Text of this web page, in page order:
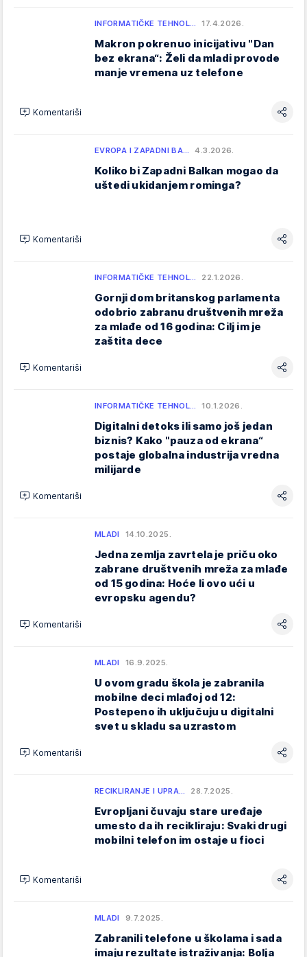
INFORMATIČKE TEHNOL… 17.4.2026.
Makron pokrenuo inicijativu "Dan
bez ekrana“: Želi da mladi provode
manje vremena uz telefone
Komentariši
EVROPA I ZAPADNI BA… 4.3.2026.
Koliko bi Zapadni Balkan mogao da
uštedi ukidanjem rominga?
Komentariši
INFORMATIČKE TEHNOL… 22.1.2026.
Gornji dom britanskog parlamenta
odobrio zabranu društvenih mreža
za mlađe od 16 godina: Cilj im je
zaštita dece
Komentariši
INFORMATIČKE TEHNOL… 10.1.2026.
Digitalni detoks ili samo još jedan
biznis? Kako "pauza od ekrana“
postaje globalna industrija vredna
milijarde
Komentariši
MLADI 14.10.2025.
Jedna zemlja zavrtela je priču oko
zabrane društvenih mreža za mlađe
od 15 godina: Hoće li ovo ući u
evropsku agendu?
Komentariši
MLADI 16.9.2025.
U ovom gradu škola je zabranila
mobilne deci mlađoj od 12:
Postepeno ih uključuju u digitalni
svet u skladu sa uzrastom
Komentariši
RECIKLIRANJE I UPRA… 28.7.2025.
Evropljani čuvaju stare uređaje
umesto da ih recikliraju: Svaki drugi
mobilni telefon im ostaje u fioci
Komentariši
MLADI 9.7.2025.
Zabranili telefone u školama i sada
imaju rezultate istraživanja: Bolja